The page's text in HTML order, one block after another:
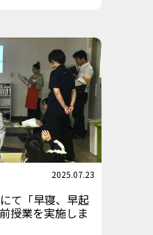
2025.07.23
て「早寝、早起
授業を実施しま